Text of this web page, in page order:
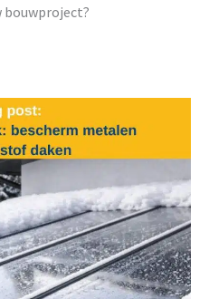
bouwproject?